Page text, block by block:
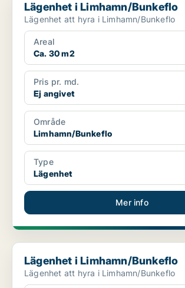
Lägenhet i Limhamn/Bunkeflo
Lägenhet att hyra i Limhamn/Bunkeflo
Areal
Ca. 30 m2
Pris pr. md.
Ej angivet
Område
Limhamn/Bunkeflo
Type
Lägenhet
Mer info
Lägenhet i Limhamn/Bunkeflo
Lägenhet i Limhamn/Bunkeflo
Lägenhet att hyra i Limhamn/Bunkeflo